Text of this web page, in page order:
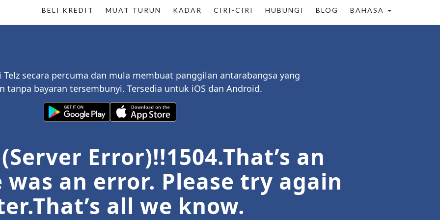
BELI KREDIT MUAT TURUN KADAR CIRI-CIRI HUBUNGI BLOG BAHASA
secara percuma dan mula membuat panggilan antarabangsa yang
tanpa bayaran tersembunyi. Tersedia untuk iOS dan Android.
Error)!!1504.That’s an
was an error. Please try again
all we know.